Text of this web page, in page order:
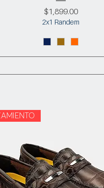
Precio
$1,899.00
2x1 Randem